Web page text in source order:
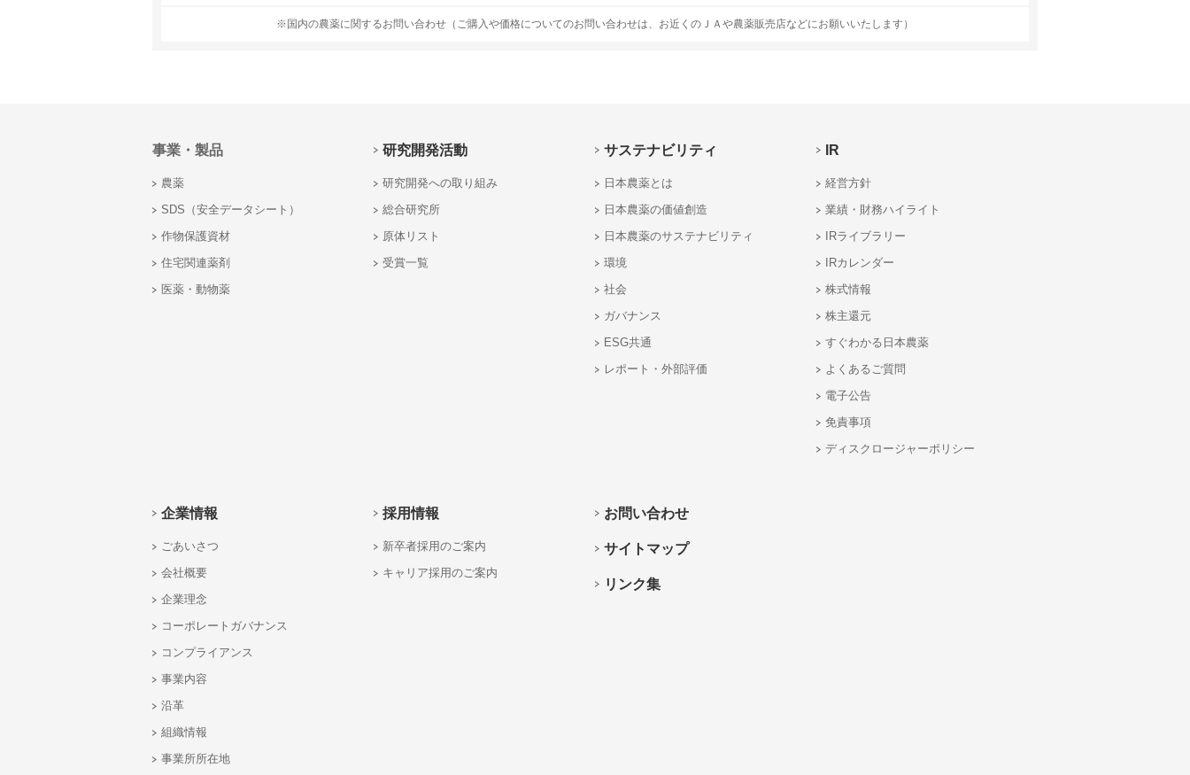
※国内の農薬に関するお問い合わせ（ご購入や価格についてのお問い合わせは、お近くのＪＡや農薬販売店などにお願いいたします）
事業・製品
農薬
SDS（安全データシート）
作物保護資材
住宅関連薬剤
医薬・動物薬
研究開発活動
研究開発への取り組み
総合研究所
原体リスト
受賞一覧
サステナビリティ
日本農薬とは
日本農薬の価値創造
日本農薬のサステナビリティ
環境
社会
ガバナンス
ESG共通
レポート・外部評価
IR
経営方針
業績・財務ハイライト
IRライブラリー
IRカレンダー
株式情報
株主還元
すぐわかる日本農薬
よくあるご質問
電子公告
免責事項
ディスクロージャーポリシー
企業情報
ごあいさつ
会社概要
企業理念
コーポレートガバナンス
コンプライアンス
事業内容
沿革
組織情報
事業所所在地
採用情報
新卒者採用のご案内
キャリア採用のご案内
お問い合わせ
サイトマップ
リンク集